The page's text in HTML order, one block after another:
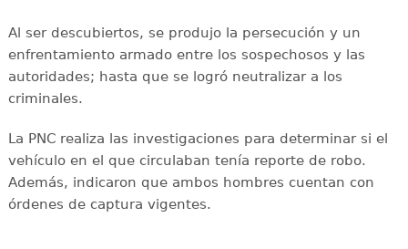
Al ser descubiertos, se produjo la persecución y un
enfrentamiento armado entre los sospechosos y las
autoridades; hasta que se logró neutralizar a los
criminales.
La PNC realiza las investigaciones para determinar si el
vehículo en el que circulaban tenía reporte de robo.
Además, indicaron que ambos hombres cuentan con
órdenes de captura vigentes.